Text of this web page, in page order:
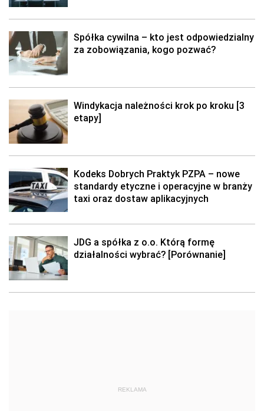
Spółka cywilna – kto jest odpowiedzialny
za zobowiązania, kogo pozwać?
Windykacja należności krok po kroku [3
etapy]
Kodeks Dobrych Praktyk PZPA – nowe
standardy etyczne i operacyjne w branży
taxi oraz dostaw aplikacyjnych
JDG a spółka z o.o. Którą formę
działalności wybrać? [Porównanie]
REKLAMA